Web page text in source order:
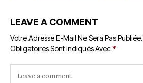
LEAVE A COMMENT
Votre Adresse E-Mail Ne Sera Pas Publiée.
Obligatoires Sont Indiqués Avec*